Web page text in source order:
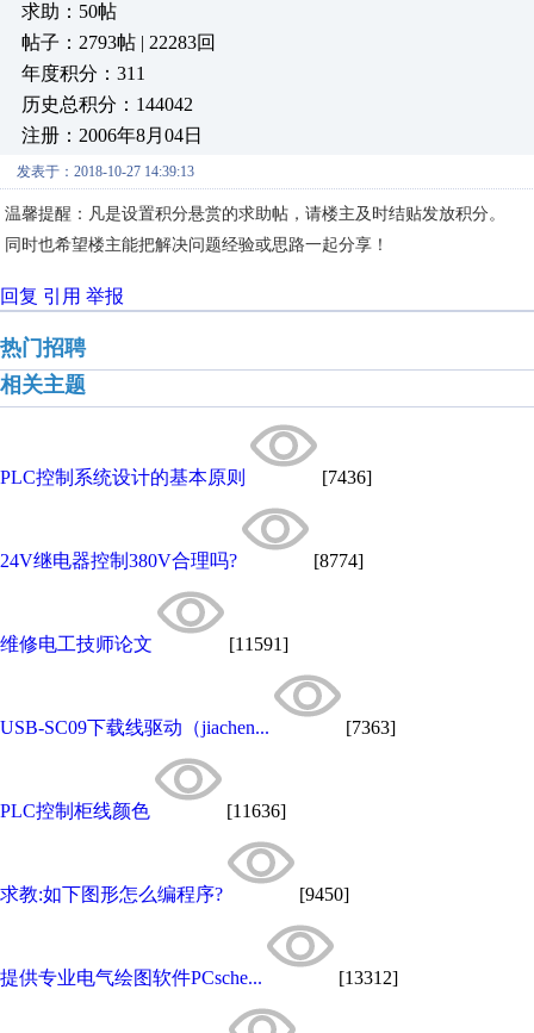
求助：50帖
帖子：2793帖 | 22283回
年度积分：311
历史总积分：144042
注册：2006年8月04日
发表于：2018-10-27 14:39:13
温馨提醒：凡是设置积分悬赏的求助帖，请楼主及时结贴发放积分。
同时也希望楼主能把解决问题经验或思路一起分享！
回复 引用 举报
热门招聘
相关主题
PLC控制系统设计的基本原则 [7436]
24V继电器控制380V合理吗? [8774]
维修电工技师论文 [11591]
USB-SC09下载线驱动（jiachen... [7363]
PLC控制柜线颜色 [11636]
求教:如下图形怎么编程序? [9450]
提供专业电气绘图软件PCsche... [13312]